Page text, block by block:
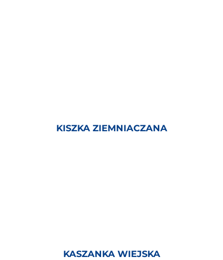
KISZKA ZIEMNIACZANA
KASZANKA WIEJSKA